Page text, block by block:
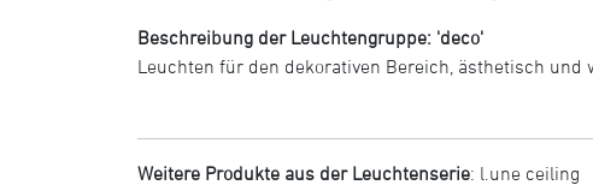
Beschreibung der Leuchtengruppe: 'deco'
Leuchten für den dekorativen Bereich, ästhetisch und
Weitere Produkte aus der Leuchtenserie: l.une ceiling